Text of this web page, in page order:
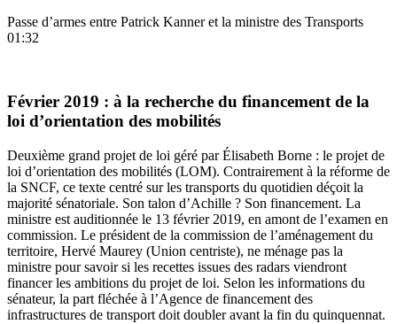
Passe d’armes entre Patrick Kanner et la ministre des Transports
01:32
Février 2019 : à la recherche du financement de la
loi d’orientation des mobilités
Deuxième grand projet de loi géré par Élisabeth Borne : le projet de
loi d’orientation des mobilités (LOM). Contrairement à la réforme de
la SNCF, ce texte centré sur les transports du quotidien déçoit la
majorité sénatoriale. Son talon d’Achille ? Son financement. La
ministre est auditionnée le 13 février 2019, en amont de l’examen en
commission. Le président de la commission de l’aménagement du
territoire, Hervé Maurey (Union centriste), ne ménage pas la
ministre pour savoir si les recettes issues des radars viendront
financer les ambitions du projet de loi. Selon les informations du
sénateur, la part fléchée à l’Agence de financement des
infrastructures de transport doit doubler avant la fin du quinquennat.